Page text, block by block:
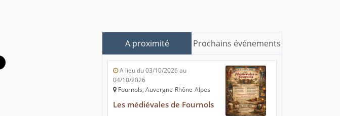
A proximité Prochains événements
A lieu du 03/10/2026 au
04/10/2026
Fournols, Auvergne-Rhône-Alpes
Les médiévales de Fournols